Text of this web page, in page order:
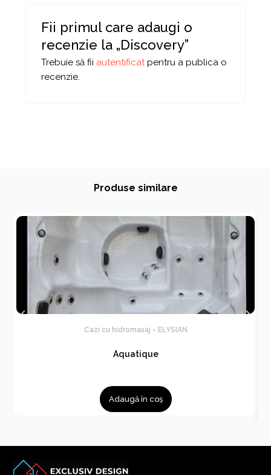
Fii primul care adaugi o
recenzie la „Discovery”
Trebuie să fii autentificatpentru a publica o
recenzie.
Produse similare
Cazi cu hidromasaj - ELYSIAN
Aquatique
Adaugă în coș